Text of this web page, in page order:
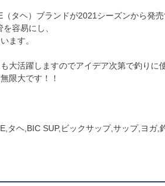
タヘ）ブランドが2021シーズンから発
容易にし、
ます。
大活躍しますのでアイデア次第で釣りに
限大です！！
タヘ,BIC SUP,ビックサップ,サップ,ヨガ,